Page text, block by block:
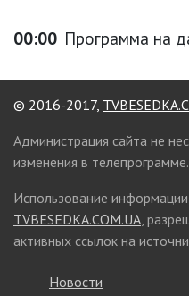
00:00 Программа на
© 2016-2017,
Администрация сайта не
изменения в телепрограмме.
Использование
TVBESEDKA.COM.UA,
активных ссылок на
Новости